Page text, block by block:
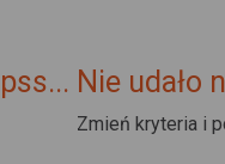
Nie udało
Zmień kryteria i